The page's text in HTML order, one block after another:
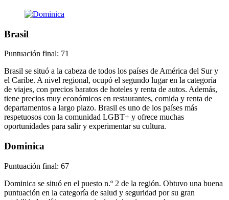
Brasil
Puntuación final: 71
Brasil se situó a la cabeza de todos los países de América del Sur y
el Caribe. A nivel regional, ocupó el segundo lugar en la categoría
de viajes, con precios baratos de hoteles y renta de autos. Además,
tiene precios muy económicos en restaurantes, comida y renta de
departamentos a largo plazo. Brasil es uno de los países más
respetuosos con la comunidad LGBT+ y ofrece muchas
oportunidades para salir y experimentar su cultura.
Dominica
Puntuación final: 67
Dominica se situó en el puesto n.º 2 de la región. Obtuvo una buena
puntuación en la categoría de salud y seguridad por su gran